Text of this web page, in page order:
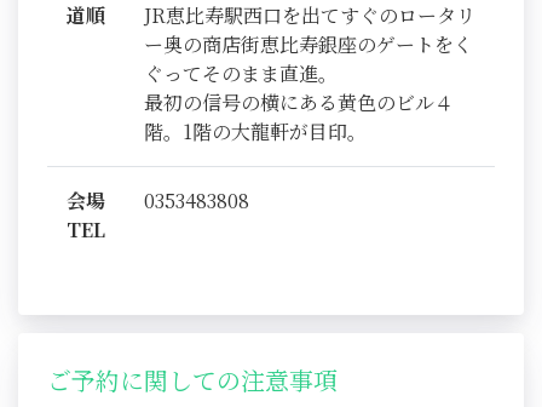
道順
JR恵比寿駅西口を出てすぐのロータリ
ー奥の商店街恵比寿銀座のゲートをく
ぐってそのまま直進。
最初の信号の横にある黄色のビル４
階。1階の大龍軒が目印。
会場
TEL
0353483808
ご予約に関しての注意事項